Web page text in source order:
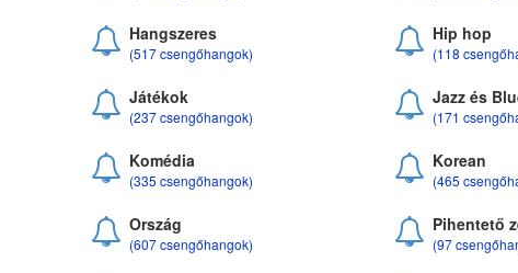
Hangszeres
(517 csengőhangok)
Hip hop
(118
Játékok
(237 csengőhangok)
Jazz és
(171
Komédia
(335 csengőhangok)
Korean
(465
Ország
(607 csengőhangok)
Pihentető
(97